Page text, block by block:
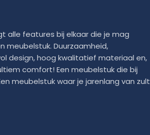
alle features bij elkaar die je mag
meubelstuk. Duurzaamheid,
design, hoog kwalitatief materiaal en,
comfort! Een meubelstuk die bij
meubelstuk waar je jarenlang van zult